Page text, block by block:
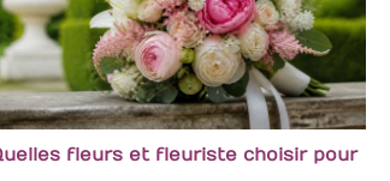
fleurs et fleuriste choisir pour